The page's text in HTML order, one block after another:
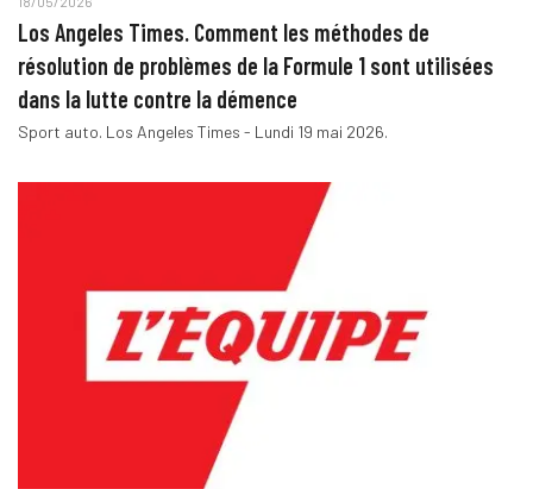
Los Angeles Times. Comment les méthodes de
résolution de problèmes de la Formule 1 sont utilisées
dans la lutte contre la démence
Sport auto. Los Angeles Times - Lundi 19 mai 2026.